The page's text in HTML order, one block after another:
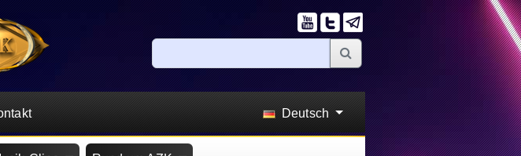
Deutsch